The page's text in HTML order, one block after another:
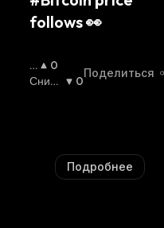
follows 👀
П
О
0
Сниж
0
Поделиться
Подробнее